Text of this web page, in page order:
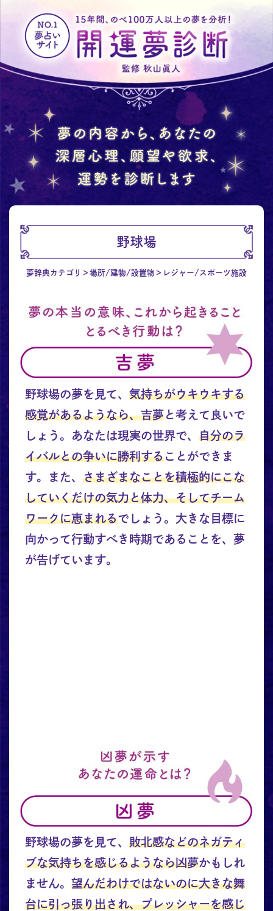
野球場
夢辞典カテゴリ 場所/建物/設置物 レジャー/スポーツ施設
野球場の夢を見て、 気持ちがウキウキする
感覚があるようなら、吉夢と考えて良いで
しょう。あなたは現実の世界で、 自分のラ
イバルとの争いに勝利することができま
す。また、 さまざまなことを積極的にこな
していくだけの気力と体力、そしてチーム
ワークに恵まれるでしょう。大きな目標に
向かって行動すべき時期であることを、夢
が告げています。
野球場の夢を見て、 敗北感などのネガティ
ブな気持ちを感じるようなら凶夢かもしれ
ません。 望んだわけではないのに大きな舞
台に引っ張り出され、プレッシャーを感じ